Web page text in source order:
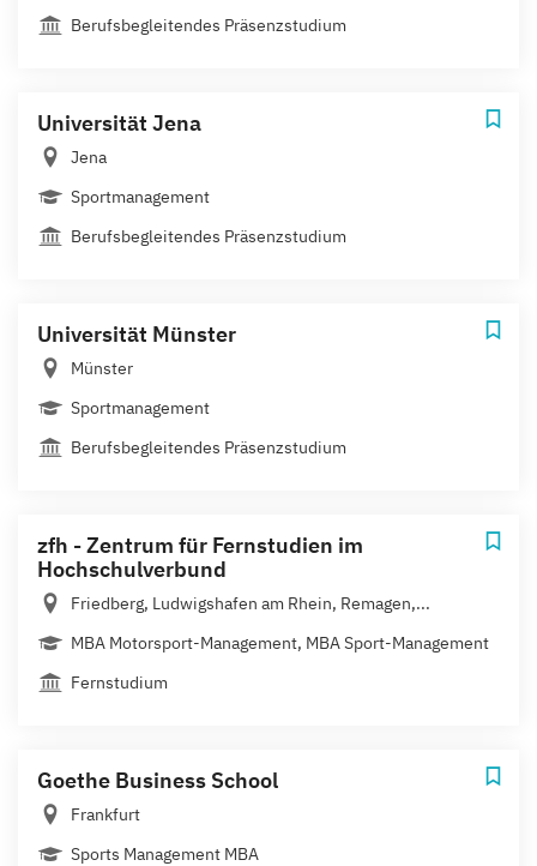
Berufsbegleitendes Präsenzstudium
Universität Jena
Jena
Sportmanagement
Berufsbegleitendes Präsenzstudium
Universität Münster
Münster
Sportmanagement
Berufsbegleitendes Präsenzstudium
zfh - Zentrum für Fernstudien im
Hochschulverbund
Friedberg, Ludwigshafen am Rhein, Remagen,...
MBA Motorsport-Management, MBA Sport-Management
Fernstudium
Goethe Business School
Frankfurt
Sports Management MBA